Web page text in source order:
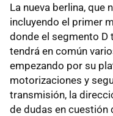
La nueva berlina, que
incluyendo el primer
donde el segmento
tendrá en común
empezando por su
motorizaciones y
transmisión, la
de dudas en cuestión